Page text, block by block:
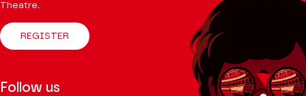
Theatre.
REGISTER
Follow us